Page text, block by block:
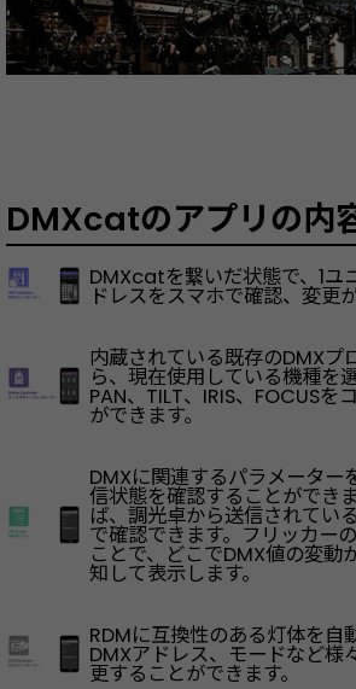
DMXcatのアプリの内
DMXcatを繋いだ状態で、1ユ
ドレスをスマホで確認、変更
内蔵されている既存のDMXプ
ら、現在使用している機種を
PAN、TILT、IRIS、FOCUSを
ができます。
DMXに関連するパラメーター
信状態を確認することができ
ば、調光卓から送信されてい
で確認できます。フリッカー
ことで、どこでDMX値の変動
知して表示します。
RDMに互換性のある灯体を自
DMXアドレス、モードなど様
更することができます。